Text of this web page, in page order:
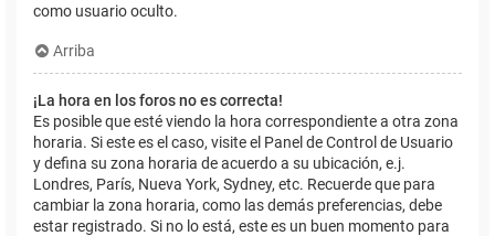
como usuario oculto.
Arriba
¡La hora en los foros no es correcta!
Es posible que esté viendo la hora correspondiente a otra zona
horaria. Si este es el caso, visite el Panel de Control de Usuario
y defina su zona horaria de acuerdo a su ubicación, e.j.
Londres, París, Nueva York, Sydney, etc. Recuerde que para
cambiar la zona horaria, como las demás preferencias, debe
estar registrado. Si no lo está, este es un buen momento para